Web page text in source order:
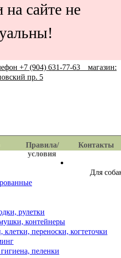
на сайте не
+7 (904) 631-77-63 магазин:
пр. 5
Правила/
условия
Контакты
Для
рулетки
контейнеры
переноски, когтеточки
пеленки